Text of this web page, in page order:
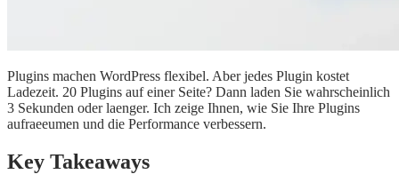
Plugins machen WordPress flexibel. Aber jedes Plugin kostet
Ladezeit. 20 Plugins auf einer Seite? Dann laden Sie wahrscheinlich
3 Sekunden oder laenger. Ich zeige Ihnen, wie Sie Ihre Plugins
aufraeeumen und die Performance verbessern.
Key Takeaways